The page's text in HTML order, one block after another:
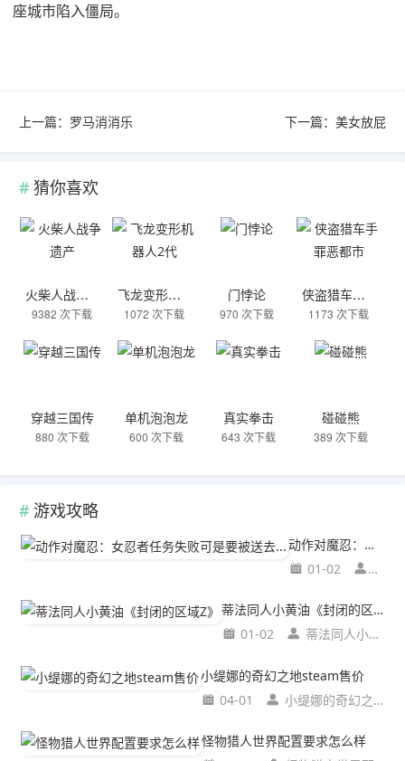
座城市陷入僵局。
上一篇： 罗马消消乐 下一篇： 美女放屁
猜你喜欢
火柴人战争遗产
9382 次下载
飞龙变形机器人2代
1072 次下载
门悖论
970 次下载
侠盗猎车手罪恶都市
1173 次下载
穿越三国传
880 次下载
单机泡泡龙
600 次下载
真实拳击
643 次下载
碰碰熊
389 次下载
游戏攻略
动作对魔忍：女忍者任务失败可是要被送去...
01-02
动作
蒂法同人小黄油《封闭的区域Z》
01-02
蒂法同人小黄油《封闭的区域Z》
小缇娜的奇幻之地steam售价
04-01
小缇娜的奇幻之地steam售价
怪物猎人世界配置要求怎么样